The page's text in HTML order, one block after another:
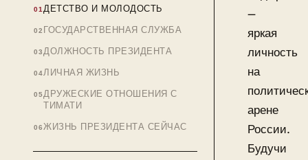
ДЕТСТВО И МОЛОДОСТЬ
ГОСУДАРСТВЕННАЯ СЛУЖБА
ДОЛЖНОСТЬ ПРЕЗИДЕНТА
ЛИЧНАЯ ЖИЗНЬ
ДРУЖЕСКИЕ ОТНОШЕНИЯ С
ТИМАТИ
ЖИЗНЬ ПРЕЗИДЕНТА СЕЙЧАС
—
яркая
личность
на
арене
России.
Будучи